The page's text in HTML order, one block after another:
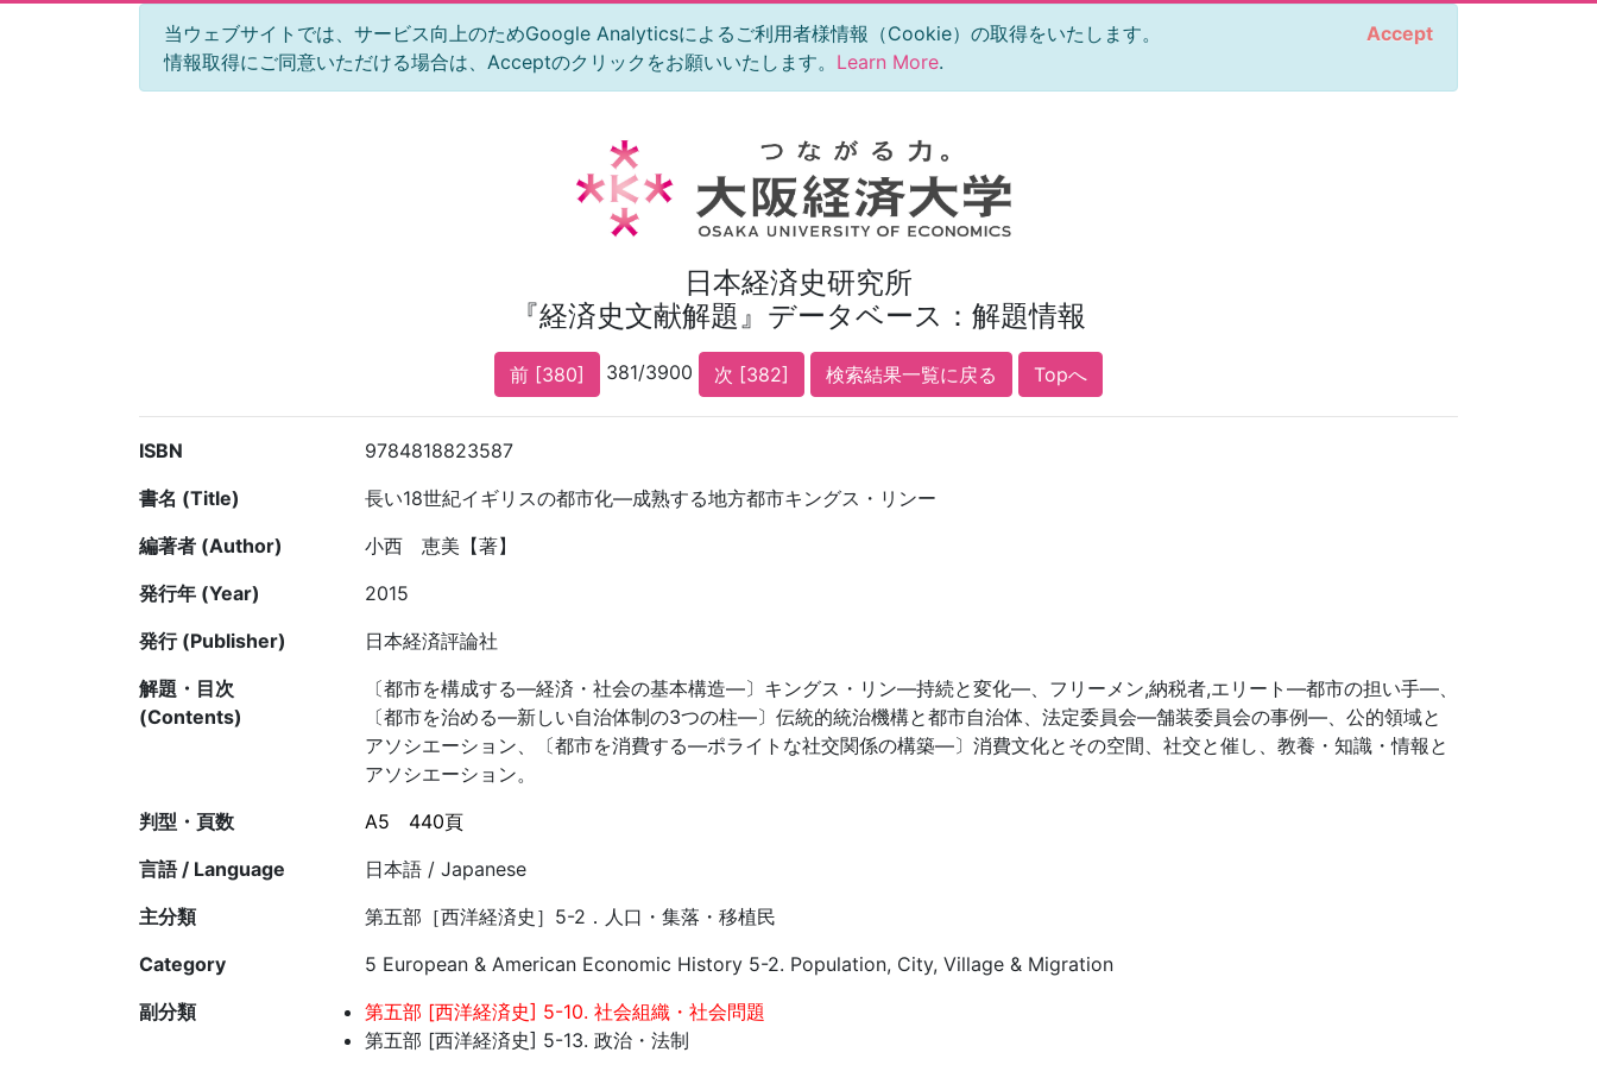
当ウェブサイトでは、サービス向上のためGoogle Analyticsによるご利用者様情報（Cookie）の取得をいたします。
情報取得にご同意いただける場合は、Acceptのクリックをお願いいたします。 Learn More.
Accept
日本経済史研究所
『経済史文献解題』データベース：解題情報
前 [380] 381/3900 次 [382] 検索結果一覧に戻る Topへ
ISBN
9784818823587
書名 (Title)
長い18世紀イギリスの都市化―成熟する地方都市キングス・リンー
編著者 (Author)
小西 恵美【著】
発行年 (Year)
2015
発行 (Publisher)
日本経済評論社
解題・目次
(Contents)
〔都市を構成する―経済・社会の基本構造―〕キングス・リン―持続と変化―、フリーメン,納税者,エリート―都市の担い手―、
〔都市を治める―新しい自治体制の3つの柱―〕伝統的統治機構と都市自治体、法定委員会―舗装委員会の事例―、公的領域と
アソシエーション、〔都市を消費する―ポライトな社交関係の構築―〕消費文化とその空間、社交と催し、教養・知識・情報と
アソシエーション。
判型・頁数
A5
440頁
言語 / Language
日本語 / Japanese
主分類
第五部［西洋経済史］5-2．人口・集落・移植民
Category
5 European & American Economic History 5-2. Population, City, Village & Migration
副分類
第五部 [西洋経済史] 5-10. 社会組織・社会問題
第五部 [西洋経済史] 5-13. 政治・法制